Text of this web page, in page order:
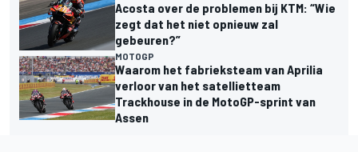
Acosta over de problemen bij KTM: “Wie
zegt dat het niet opnieuw zal
gebeuren?”
MOTOGP
Waarom het fabrieksteam van Aprilia
verloor van het satellietteam
Trackhouse in de MotoGP-sprint van
Assen